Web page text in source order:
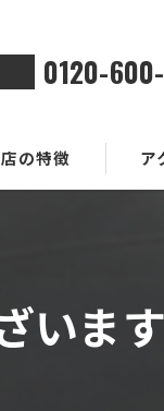
0120-
の特徴 ア
います